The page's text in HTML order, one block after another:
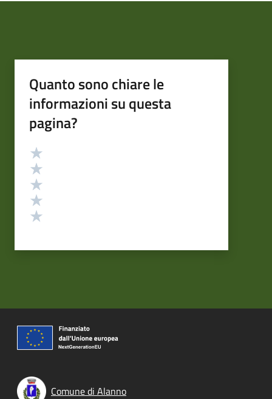
Quanto sono chiare le
informazioni su questa
pagina?
Valutazione
Comune di Alanno